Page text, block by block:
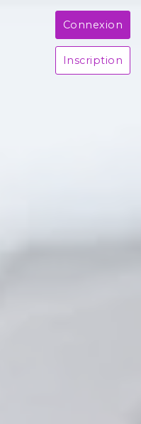
Connexion
Inscription